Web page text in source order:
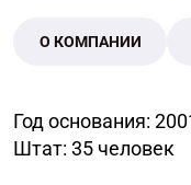
О КОМПАНИИ
Год основания:
Штат: 35 человек